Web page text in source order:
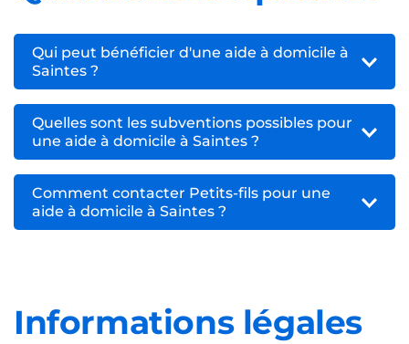
Qui peut bénéficier d'une aide à domicile à
Saintes ?
Quelles sont les subventions possibles pour
une aide à domicile à Saintes ?
Comment contacter Petits-fils pour une
aide à domicile à Saintes ?
Informations légales